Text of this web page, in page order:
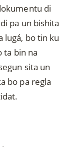
di
pa un bishita
lugá, bo tin ku
ta bin na
sita un
bo pa regla